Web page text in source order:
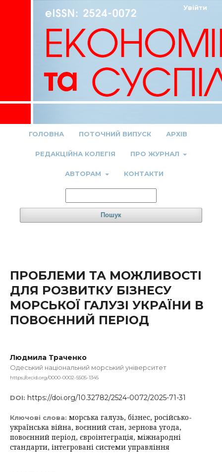
ГОЛОВНА ПОТОЧНИЙ ВИПУСК АРХІВ
РЕДАКЦІЙНА КОЛЕГІЯ ПРО ЖУРНАЛ
АВТОРАМ КОНТАКТИ
Пошук
Увійти
ПРОБЛЕМИ ТА МОЖЛИВОСТІ
ДЛЯ РОЗВИТКУ БІЗНЕСУ
МОРСЬКОЇ ГАЛУЗІ УКРАЇНИ В
ПОВОЄННИЙ ПЕРІОД
Людмила Траченко
Одеський національний морський університет
https://orcid.org/0000-0002-5505-1345
DOI: https://doi.org/10.32782/2524-0072/2025-71-31
Ключові слова: морська галузь, бізнес, російсько-
українська війна, воєнний стан, зернова угода,
повоєнний період, євроінтеграція, міжнародні
стандарти, інтегровані системи управління